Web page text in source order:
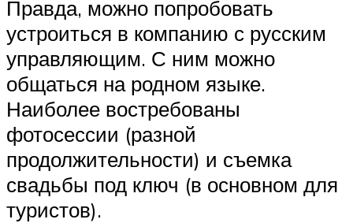
Правда, можно попробовать
устроиться в компанию с русским
управляющим. С ним можно
общаться на родном языке.
Наиболее востребованы
фотосессии (разной
продолжительности) и съемка
свадьбы под ключ (в основном для
туристов).